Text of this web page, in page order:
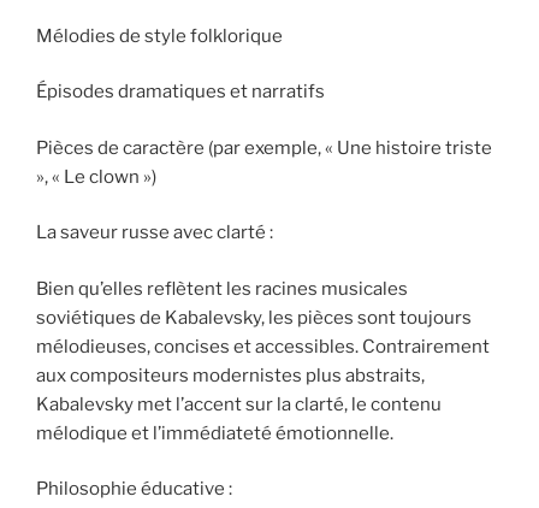
Mélodies de style folklorique
Épisodes dramatiques et narratifs
Pièces de caractère (par exemple, « Une histoire triste
», « Le clown »)
La saveur russe avec clarté :
Bien qu’elles reflètent les racines musicales
soviétiques de Kabalevsky, les pièces sont toujours
mélodieuses, concises et accessibles. Contrairement
aux compositeurs modernistes plus abstraits,
Kabalevsky met l’accent sur la clarté, le contenu
mélodique et l’immédiateté émotionnelle.
Philosophie éducative :